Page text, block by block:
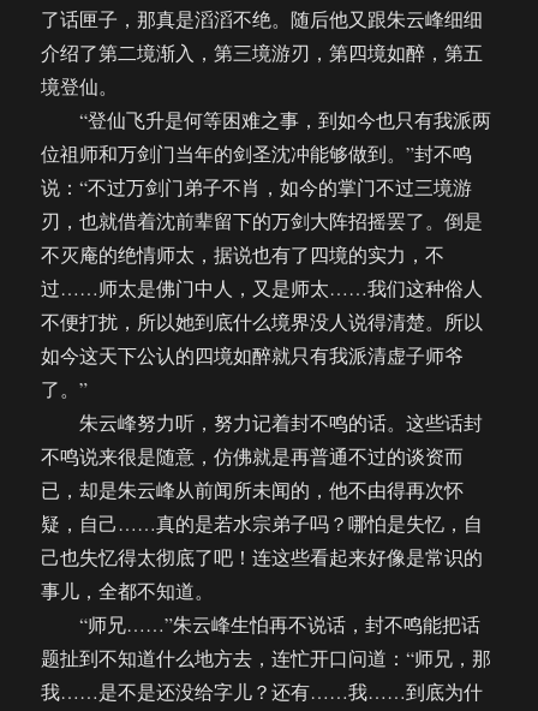
了话匣子，那真是滔滔不绝。随后他又跟朱云峰细细
介绍了第二境渐入，第三境游刃，第四境如醉，第五
境登仙。
“登仙飞升是何等困难之事，到如今也只有我派两
位祖师和万剑门当年的剑圣沈冲能够做到。”封不鸣
说：“不过万剑门弟子不肖，如今的掌门不过三境游
刃，也就借着沈前辈留下的万剑大阵招摇罢了。倒是
不灭庵的绝情师太，据说也有了四境的实力，不
过……师太是佛门中人，又是师太……我们这种俗人
不便打扰，所以她到底什么境界没人说得清楚。所以
如今这天下公认的四境如醉就只有我派清虚子师爷
了。”
朱云峰努力听，努力记着封不鸣的话。这些话封
不鸣说来很是随意，仿佛就是再普通不过的谈资而
已，却是朱云峰从前闻所未闻的，他不由得再次怀
疑，自己……真的是若水宗弟子吗？哪怕是失忆，自
己也失忆得太彻底了吧！连这些看起来好像是常识的
事儿，全都不知道。
“师兄……”朱云峰生怕再不说话，封不鸣能把话
题扯到不知道什么地方去，连忙开口问道：“师兄，那
我……是不是还没给字儿？还有……我……到底为什